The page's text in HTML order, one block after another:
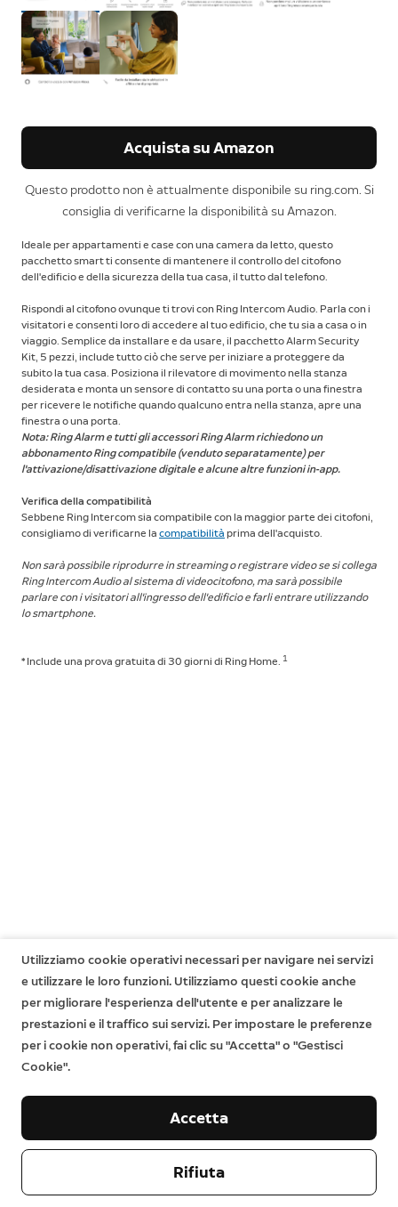
Acquista su Amazon
Questo prodotto non è attualmente disponibile su ring.com. Si
consiglia di verificarne la disponibilità su Amazon.
Ideale per appartamenti e case con una camera da letto, questo
pacchetto smart ti consente di mantenere il controllo del citofono
dell'edificio e della sicurezza della tua casa, il tutto dal telefono.
Rispondi al citofono ovunque ti trovi con Ring Intercom Audio. Parla con i
visitatori e consenti loro di accedere al tuo edificio, che tu sia a casa o in
viaggio. Semplice da installare e da usare, il pacchetto Alarm Security
Kit, 5 pezzi, include tutto ciò che serve per iniziare a proteggere da
subito la tua casa. Posiziona il rilevatore di movimento nella stanza
desiderata e monta un sensore di contatto su una porta o una finestra
per ricevere le notifiche quando qualcuno entra nella stanza, apre una
finestra o una porta.
Nota: Ring Alarm e tutti gli accessori Ring Alarm richiedono un
abbonamento Ring compatibile (venduto separatamente) per
l'attivazione/disattivazione digitale e alcune altre funzioni in-app.
Verifica della compatibilità
Sebbene Ring Intercom sia compatibile con la maggior parte dei citofoni,
consigliamo di verificarne la compatibilità prima dell'acquisto.
Non sarà possibile riprodurre in streaming o registrare video se si collega
Ring Intercom Audio al sistema di videocitofono, ma sarà possibile
parlare con i visitatori all'ingresso dell'edificio e farli entrare utilizzando
lo smartphone.
* Include una prova gratuita di 30 giorni di Ring Home. 1
Utilizziamo cookie operativi necessari per navigare nei servizi
e utilizzare le loro funzioni. Utilizziamo questi cookie anche
per migliorare l'esperienza dell'utente e per analizzare le
prestazioni e il traffico sui servizi. Per impostare le preferenze
per i cookie non operativi, fai clic su "Accetta" o "Gestisci
Cookie".
Rifiuta
Accetta